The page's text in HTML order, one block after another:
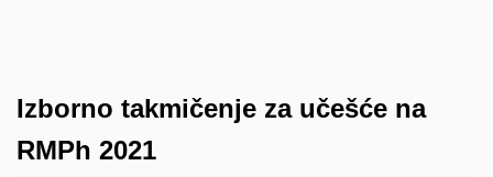
Izborno takmičenje za učešće na
RMPh 2021